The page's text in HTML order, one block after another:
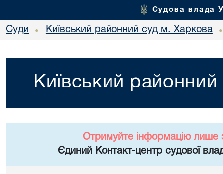
Судова влада
Суди • Київський районний суд м. Харкова •
Київський
Отримуйте інформацію лише
Єдиний Контакт-центр судової